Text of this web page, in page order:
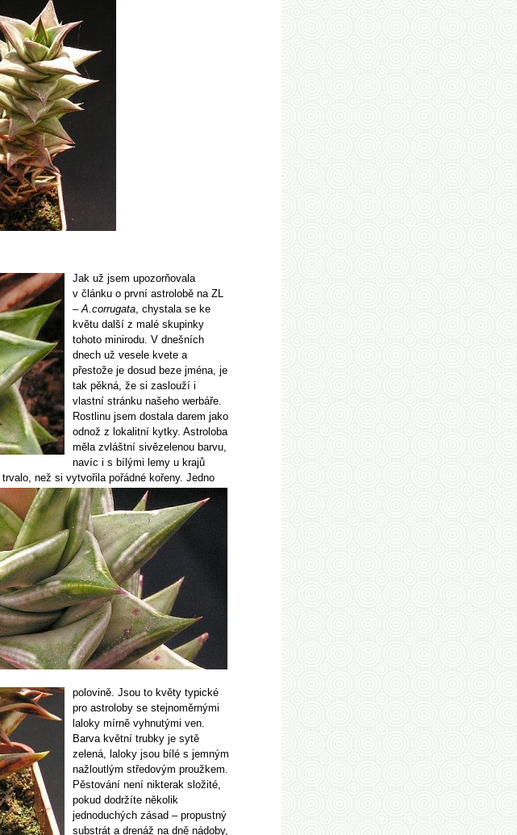
Jak už jsem upozorňovala
v článku o první astrolobě na ZL
–A.corrugata, chystala se ke
květu další z malé skupinky
tohoto minirodu. V dnešních
dnech už vesele kvete a
přestože je dosud beze jména, je
tak pěkná, že si zaslouží i
vlastní stránku našeho werbáře.
Rostlinu jsem dostala darem jako
odnož z lokalitní kytky. Astroloba
měla zvláštní sivězelenou barvu,
navíc i s bílými lemy u krajů
trvalo, než si vytvořila pořádné kořeny. Jedno
polovině. Jsou to květy typické
pro astroloby se stejnoměrnými
laloky mírně vyhnutými ven.
Barva květní trubky je sytě
zelená, laloky jsou bílé s jemným
nažloutlým středovým proužkem.
Pěstování není nikterak složité,
pokud dodržíte několik
jednoduchých zásad – propustný
substrát a drenáž na dně nádoby,